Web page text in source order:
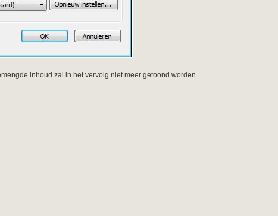
inhoud zal in het vervolg niet meer getoond worden.